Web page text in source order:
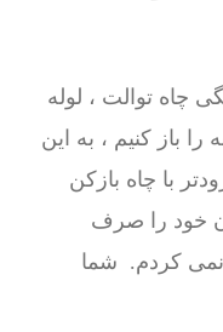
چاه توالت ، لوله
باز کنیم ، به این
با چاه بازکن
خود را صرف
نمی کردم. شما